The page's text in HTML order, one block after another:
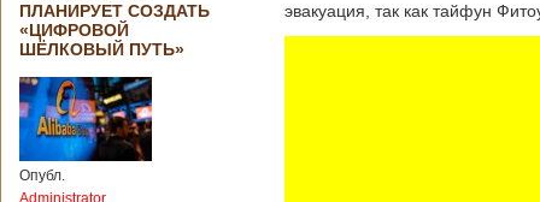
ПЛАНИРУЕТ СОЗДАТЬ
«ЦИФРОВОЙ
ШЁЛКОВЫЙ ПУТЬ»
Опубл.
Administrator
эвакуация, так как тайфун